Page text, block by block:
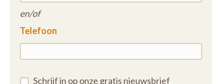
en/of
Telefoon
Schrijf in op onze gratis nieuwsbrief